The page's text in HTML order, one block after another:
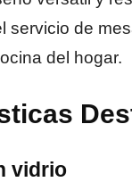
servicio de
del hogar.
vidrio